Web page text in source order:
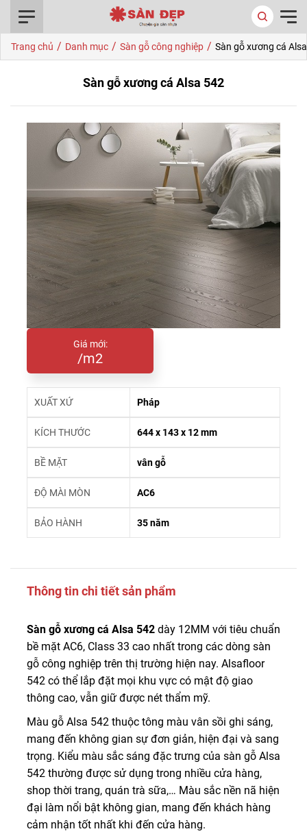
Trang chủ / Danh mục / Sàn gỗ công nghiệp / Sàn gỗ xương cá
Sàn gỗ xương cá Alsa 542
Giá mới:
/m2
XUẤT XỨ Pháp
KÍCH THƯỚC 644 x 143 x 12 mm
BỀ MẶT vân gỗ
ĐỘ MÀI MÒN AC6
BẢO HÀNH 35 năm
Thông tin chi tiết sản phẩm
Sàn gỗ xương cá Alsa 542 dày 12MM với tiêu chuẩn
bề mặt AC6, Class 33 cao nhất trong các dòng sàn
gỗ công nghiệp trên thị trường hiện nay. Alsafloor
542 có thể lắp đặt mọi khu vực có mật độ giao
thông cao, vẫn giữ được nét thẩm mỹ.
Màu gỗ Alsa 542 thuộc tông màu vân sồi ghi sáng,
mang đến không gian sự đơn giản, hiện đại và sang
trọng. Kiểu màu sắc sáng đặc trưng của sàn gỗ Alsa
542 thường được sử dụng trong nhiều cửa hàng,
shop thời trang, quán trà sữa,… Màu sắc nền nã hiện
đại làm nổi bật không gian, mang đến khách hàng
cảm nhận tốt nhất khi đến cửa hàng.